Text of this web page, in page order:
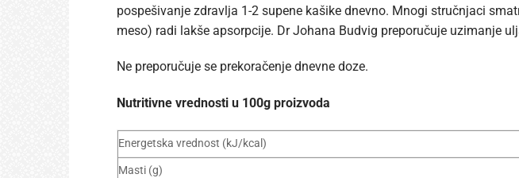
pospešivanje zdravlja 1-2 supene kašike dnevno. Mnogi stručnjaci
meso) radi lakše apsorpcije. Dr Johana Budvig preporučuje uzimanje
Ne preporučuje se prekoračenje dnevne doze.
Nutritivne vrednosti u 100g proizvoda
Energetska vrednost (kJ/kcal)
Masti (g)